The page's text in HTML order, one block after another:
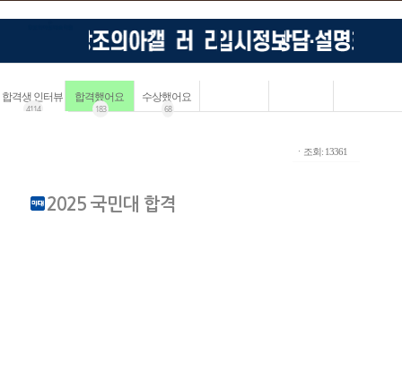
합격생 인터뷰
4114
합격했어요
183
수상했어요
68
ㆍ조회: 13361
2025 국민대 합격